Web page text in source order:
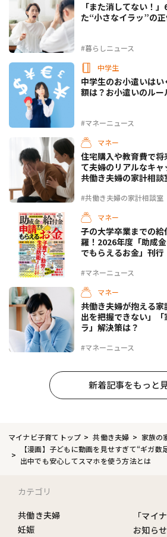
#暮らしニュース
「また消してない！
た“小さなイラッ”の
中学生
#マネーニュース
中学生のお小遣いは
額は？お小遣いのル
マネー
#共働き夫婦の家計相談室
住宅購入や教育費で
て夫婦のリアルなキ
共働き夫婦の家計相談
マネー
#マネーニュース
子の大学卒業までの
羅！2026年度「助成
でもらえるお金」刊行
マネー
#マネーニュース
共働き夫婦が抱える
出を把握できない」
ラ」解決策は？
新着記事をもっと
マイナビ子育てトップ 共働き夫婦
家族の
【漫画】子どもに動画を見せすぎて“ギガ
出中でも安心してスマホを使う方法とは
カテゴリ
共働き夫婦
妊娠
「マイ
お知らせ